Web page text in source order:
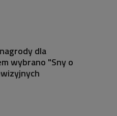
dla
wybrano "Sny o